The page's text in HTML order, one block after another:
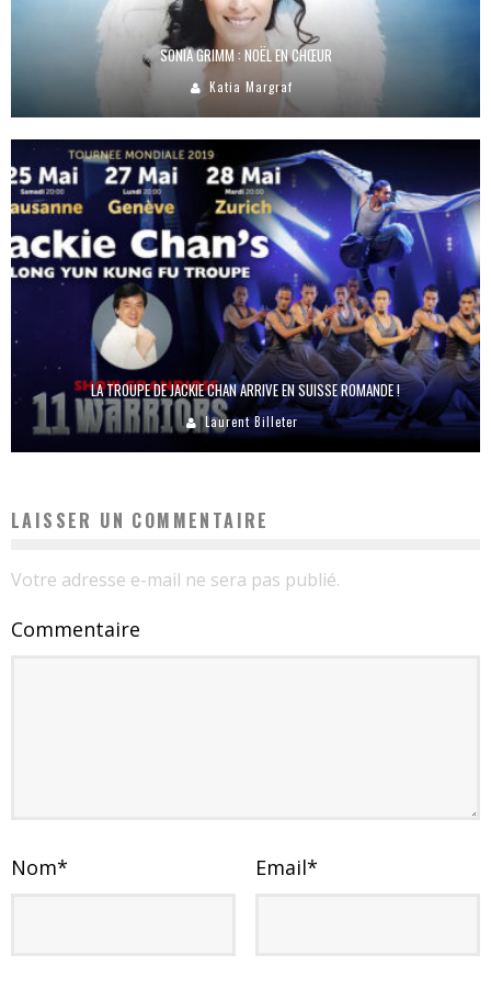
SONIA GRIMM : NOËL EN CHŒUR
Katia Margraf
LA TROUPE DE JACKIE CHAN ARRIVE EN SUISSE ROMANDE !
Laurent Billeter
LAISSER UN COMMENTAIRE
Votre adresse e-mail ne sera pas publié.
Commentaire
Nom* Email*